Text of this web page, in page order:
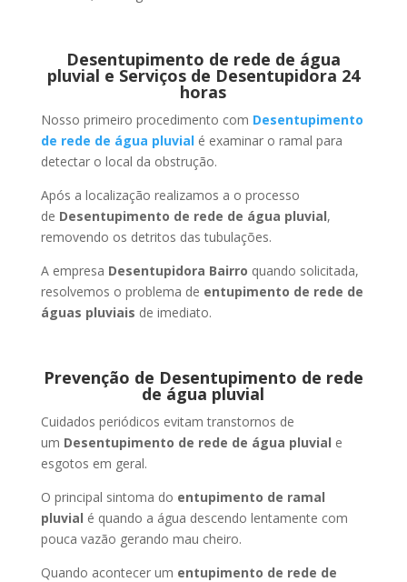
Desentupimento de rede de água
pluvial e Serviços de Desentupidora 24
horas
Nosso primeiro procedimento com Desentupimento
de rede de água pluvialé examinar o ramal para
detectar o local da obstrução.
Após a localização realizamos a o processo
de Desentupimento de rede de água pluvial,
removendo os detritos das tubulações.
A empresa Desentupidora Bairro quando solicitada,
resolvemos o problema de entupimento de rede de
águas pluviais de imediato.
Prevenção de Desentupimento de rede
de água pluvial
Cuidados periódicos evitam transtornos de
um Desentupimento de rede de água pluvial e
esgotos em geral.
O principal sintoma do entupimento de ramal
pluvial é quando a água descendo lentamente com
pouca vazão gerando mau cheiro.
Quando acontecer um entupimento de rede de